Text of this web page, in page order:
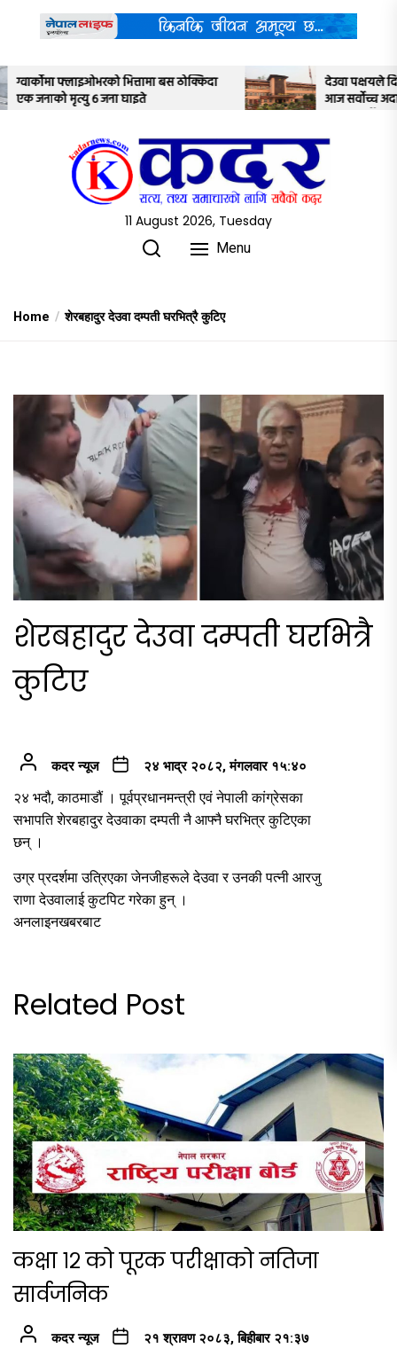
content
देउवा पक्षयले दिएकोे पुनरावलोकन निवेदनमाथि
आज सर्वोच्च अदालतका तीन न्यायाधीशले
11 August 2026, Tuesday
Menu
Home शेरबहादुर देउवा दम्पती घरभित्रै कुटिए
शेरबहादुर देउवा दम्पती घरभित्रै
कुटिए
कदर न्यूज २४ भाद्र २०८२, मंगलवार १५:४०
२४ भदौ, काठमाडौं । पूर्वप्रधानमन्त्री एवं नेपाली कांग्रेसका
सभापति शेरबहादुर देउवाका दम्पती नै आफ्नै घरभित्र कुटिएका
छन् ।
उग्र प्रदर्शमा उत्रिएका जेनजीहरूले देउवा र उनकी पत्नी आरजु
राणा देउवालाई कुटपिट गरेका हुन् ।
अनलाइनखबरबाट
Related Post
कक्षा १२ को पूरक परीक्षाको नतिजा
सार्वजनिक
कदर न्यूज २१ श्रावण २०८३, बिहीबार २१:३७